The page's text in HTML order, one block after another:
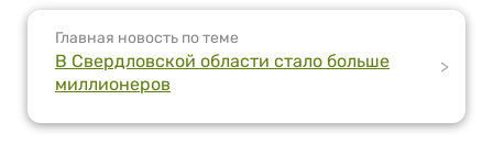
Главная новость по теме
В Свердловской области стало больше
миллионеров
>